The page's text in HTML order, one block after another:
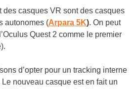
des casques VR sont des casques
autonomes (Arpara 5K). On peut
Quest 2 comme le premier
d’opter pour un tracking interne
nouveau casque est en fait un